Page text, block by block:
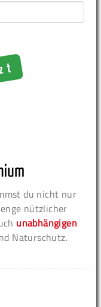
du nicht nur
nützlicher
unabhängigen
Naturschutz.